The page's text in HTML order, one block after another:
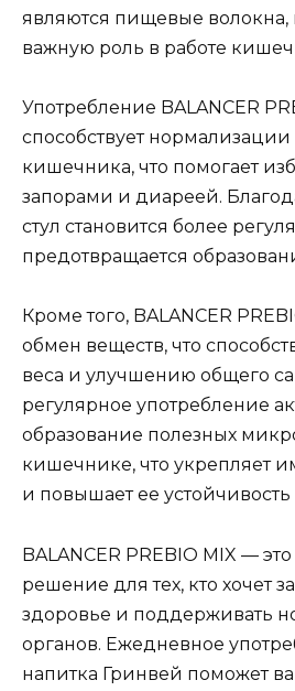
являются пищевые волокна,
важную роль в работе
Употребление BALANCER
способствует нормализации
кишечника, что помогает
запорами и диареей.
стул становится более
предотвращается
Кроме того, BALANCER
обмен веществ, что
веса и улучшению общего
регулярное употребление
образование полезных
кишечнике, что укрепляет
и повышает ее устойчивость
BALANCER PREBIO MIX —
решение для тех, кто хочет
здоровье и поддерживать
органов. Ежедневное
напитка Гринвей поможет